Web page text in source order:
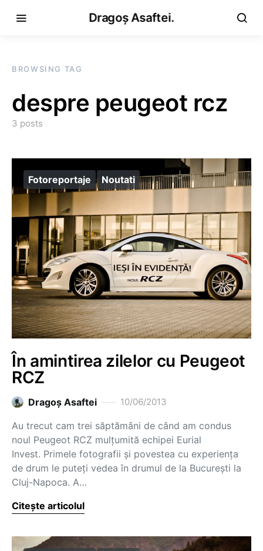
Dragoș Asaftei.
BROWSING TAG
despre peugeot rcz
3 posts
Fotoreportaje Noutati
În amintirea zilelor cu Peugeot
RCZ
Dragoş Asaftei 10/06/2013
Au trecut cam trei săptămâni de când am condus
noul Peugeot RCZ mulțumită echipei Eurial
Invest. Primele fotografii și povestea cu experiența
de drum le puteți vedea în drumul de la București la
Cluj-Napoca. A…
Citește articolul